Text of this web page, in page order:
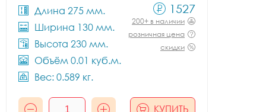
Длина 275 мм.
Ширина 130 мм.
Высота 230 мм.
Объём 0.01 куб.м.
Вес: 0.589 кг.
1527
200+ в наличии
розничная цена
скидки
КУПИТЬ